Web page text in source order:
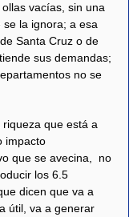
vacías, sin una
la ignora; a esa
Santa Cruz o de
sus demandas;
no se
que está a
impacto
que se avecina, no
los 6.5
dicen que va a
útil, va a generar